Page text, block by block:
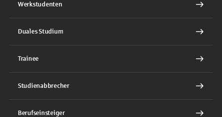
Werkstudenten
Duales Studium
Trainee
Studienabbrecher
Berufseinsteiger